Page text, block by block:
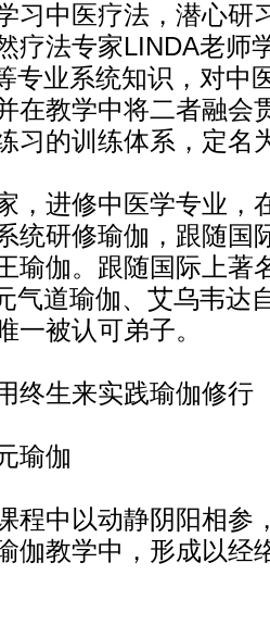
习中医疗法，潜心
疗法专家LINDA老师
专业系统知识，对中
在教学中将二者融会
习的训练体系，定
进修中医学专业，
统研修瑜伽，跟随国
瑜伽。跟随国际上著
气道瑜伽、艾乌韦达
一被认可弟子。
终生来实践瑜伽修
瑜伽
中以动静阴阳相参
伽教学中，形成以经